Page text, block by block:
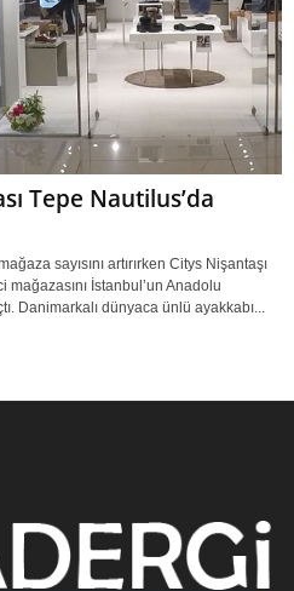
Tepe Nautilus’da
sayısını artırırken Citys Nişantaşı
mağazasını İstanbul’un Anadolu
Danimarkalı dünyaca ünlü ayakkabı...